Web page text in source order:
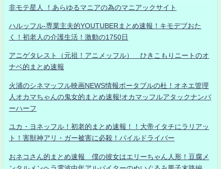
非モテ星人 ！あらゆるマニアの為のマニアックサイト
ハルッフル-専業主夫的YOUTUBERまとめ速報！キモデブおた
く！初老人の介護生活！激動の1750日
アニゲタレスト（元祖！アニメッフル） ひきこもりニートのオ
ナベ的まとめ速報
火浦のシネマッフル映画NEWS情報ポータブルの杜！オネエ管理
人オカマちゃんの鬼女的まとめ速報!オカマッフルアタックナンバ
ーハーフ
ユカ・ヨネッフル！初老的まとめ速報！！大帝イタチにラリアッ
ト！害獣神アリ・ガー被害に必殺！パイルドライバー
おネコさん的まとめ速報 僕の彼女はエリーちゃん人形！豆腐メ